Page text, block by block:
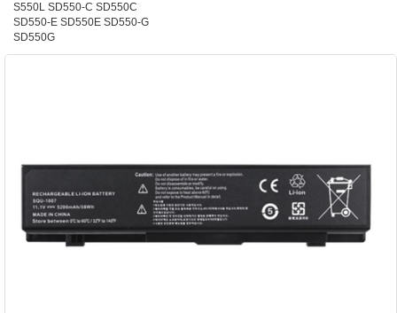
S550L SD550-C SD550C
SD550-E SD550E SD550-G
SD550G